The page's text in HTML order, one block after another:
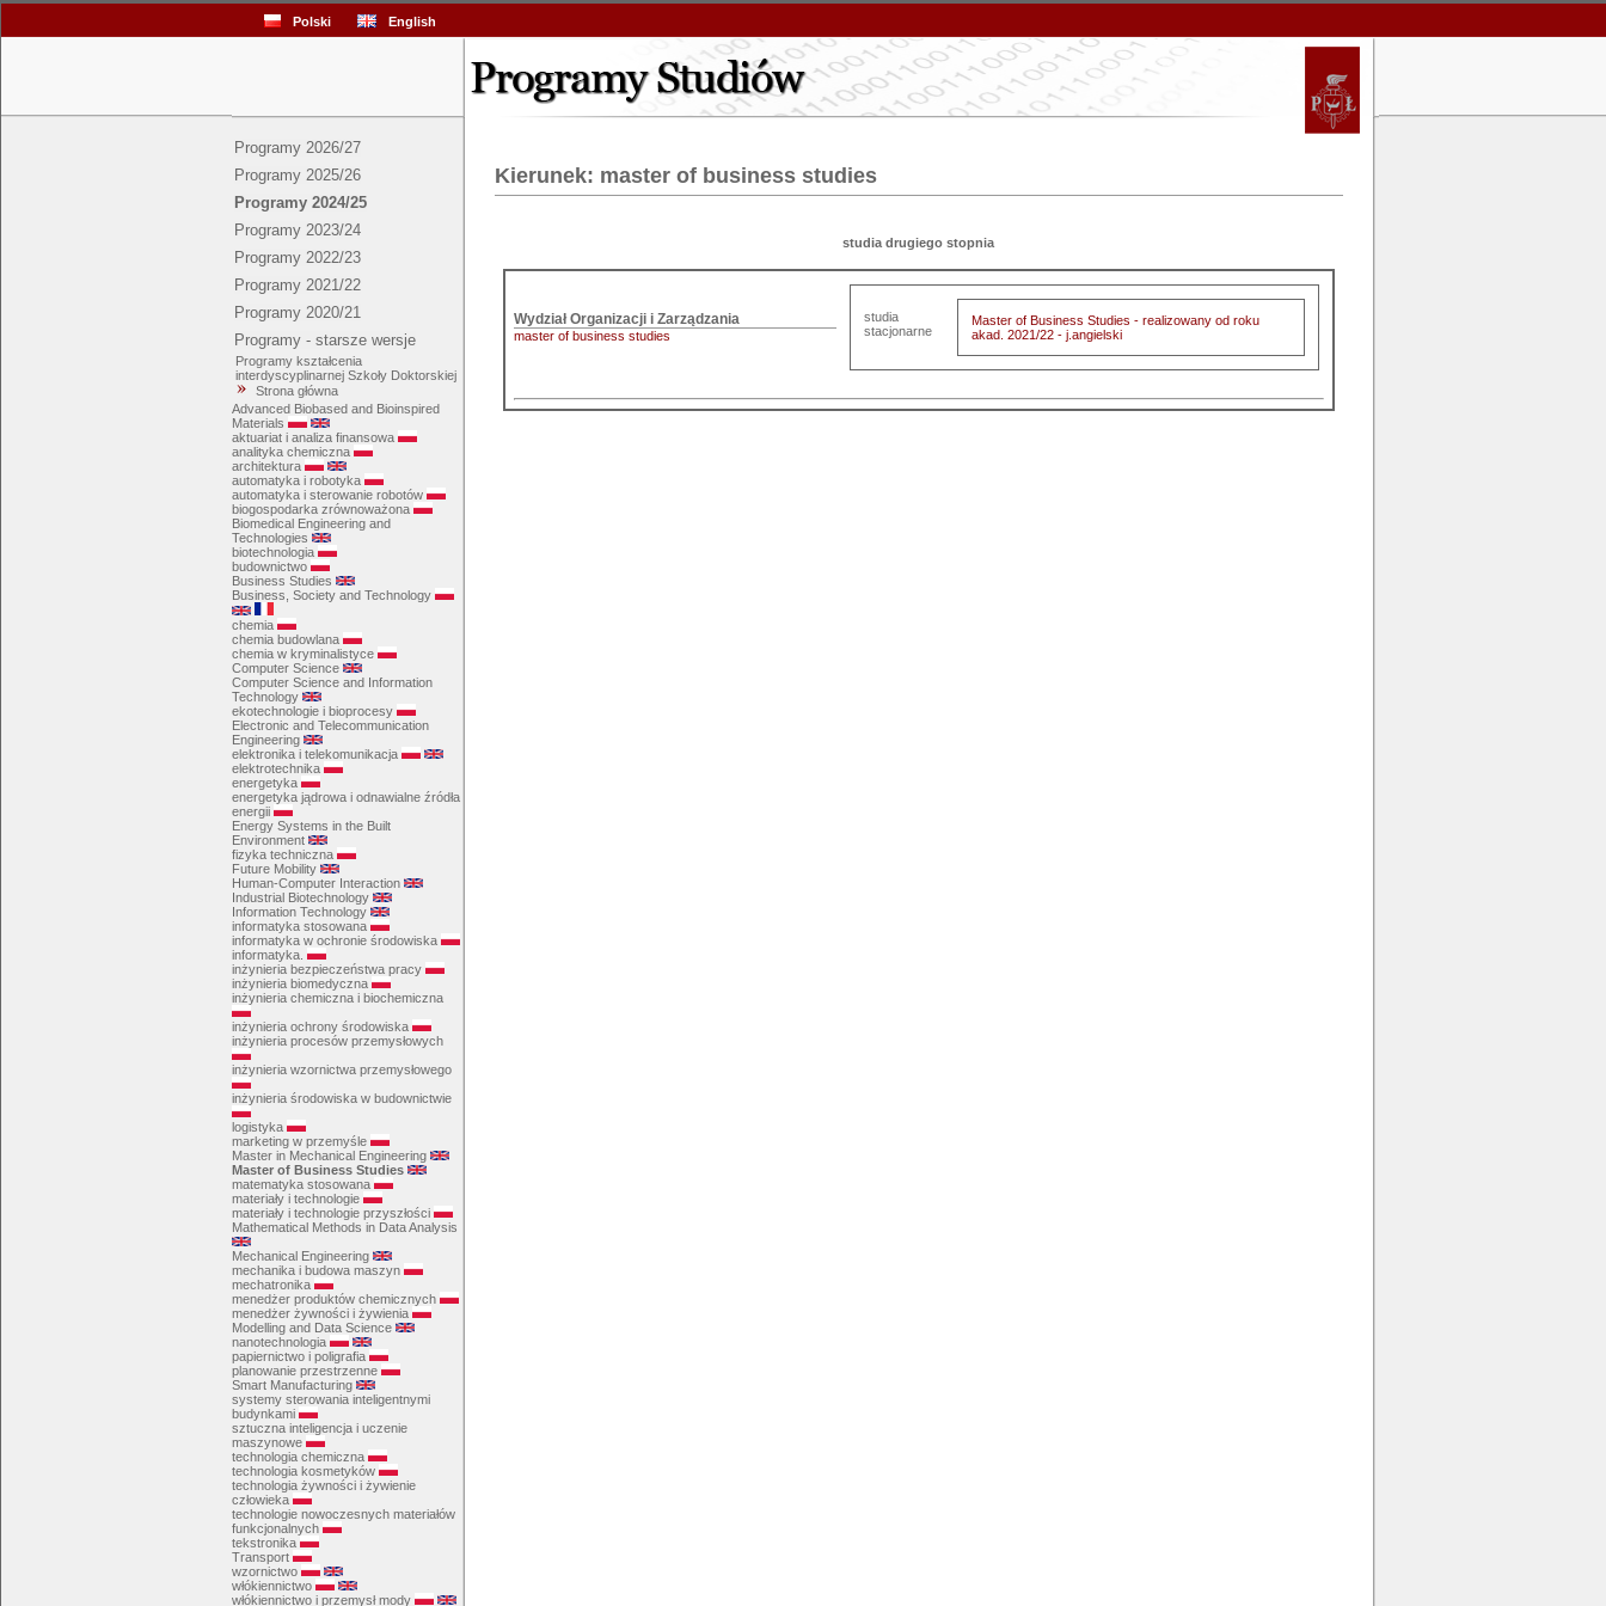
Polski English
Programy 2026/27
Programy 2025/26
Programy 2024/25
Programy 2023/24
Programy 2022/23
Programy 2021/22
Programy 2020/21
Programy - starsze wersje
Programy kształcenia
interdyscyplinarnej Szkoły Doktorskiej
Strona główna
Advanced Biobased and Bioinspired
Materials
aktuariat i analiza finansowa
analityka chemiczna
architektura
automatyka i robotyka
automatyka i sterowanie robotów
biogospodarka zrównoważona
Biomedical Engineering and
Technologies
biotechnologia
budownictwo
Business Studies
Business, Society and Technology
chemia
chemia budowlana
chemia w kryminalistyce
Computer Science
Computer Science and Information
Technology
ekotechnologie i bioprocesy
Electronic and Telecommunication
Engineering
elektronika i telekomunikacja
elektrotechnika
energetyka
energetyka jądrowa i odnawialne źródła
energii
Energy Systems in the Built
Environment
fizyka techniczna
Future Mobility
Human-Computer Interaction
Industrial Biotechnology
Information Technology
informatyka stosowana
informatyka w ochronie środowiska
informatyka.
inżynieria bezpieczeństwa pracy
inżynieria biomedyczna
inżynieria chemiczna i biochemiczna
inżynieria ochrony środowiska
inżynieria procesów przemysłowych
inżynieria wzornictwa przemysłowego
inżynieria środowiska w budownictwie
logistyka
marketing w przemyśle
Master in Mechanical Engineering
Master of Business Studies
matematyka stosowana
materiały i technologie
materiały i technologie przyszłości
Mathematical Methods in Data Analysis
Mechanical Engineering
mechanika i budowa maszyn
mechatronika
menedżer produktów chemicznych
menedżer żywności i żywienia
Modelling and Data Science
nanotechnologia
papiernictwo i poligrafia
planowanie przestrzenne
Smart Manufacturing
systemy sterowania inteligentnymi
budynkami
sztuczna inteligencja i uczenie
maszynowe
technologia chemiczna
technologia kosmetyków
technologia żywności i żywienie
człowieka
technologie nowoczesnych materiałów
funkcjonalnych
tekstronika
Transport
wzornictwo
włókiennictwo
włókiennictwo i przemysł mody
Kierunek: master of business studies
studia drugiego stopnia
master of business studies
studia
stacjonarne
Master of Business Studies - realizowany od roku
akad. 2021/22 - j.angielski